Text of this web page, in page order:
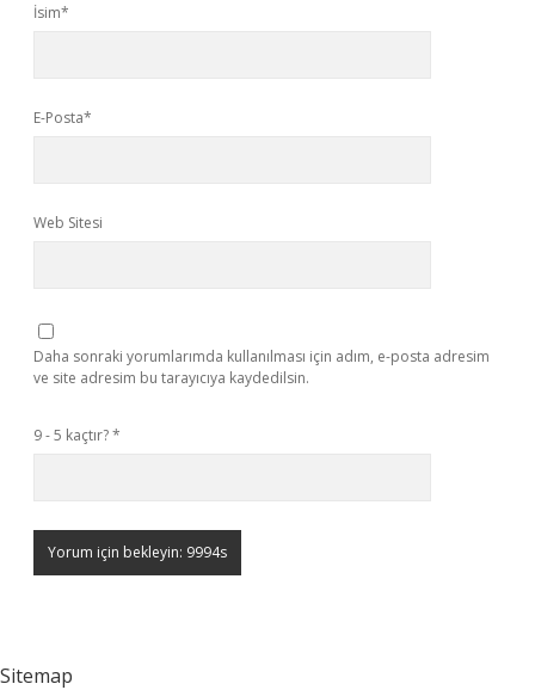
İsim*
E-Posta*
Web Sitesi
Daha sonraki yorumlarımda kullanılması için adım, e-posta adresim
ve site adresim bu tarayıcıya kaydedilsin.
9 - 5 kaçtır?*
Sitemap